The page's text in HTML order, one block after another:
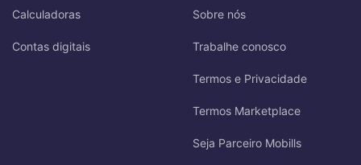
Calculadoras
Contas digitais
Sobre nós
Trabalhe conosco
Termos e Privacidade
Termos Marketplace
Seja Parceiro Mobills